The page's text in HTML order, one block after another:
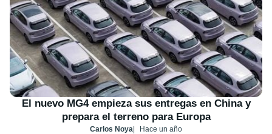
El nuevo MG4 empieza sus entregas en China y
prepara el terreno para Europa
Carlos Noya Hace un año